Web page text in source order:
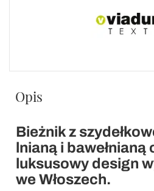
Opis
Bieżnik z
lnianą i bawełnianą
luksusowy design
we Włoszech.